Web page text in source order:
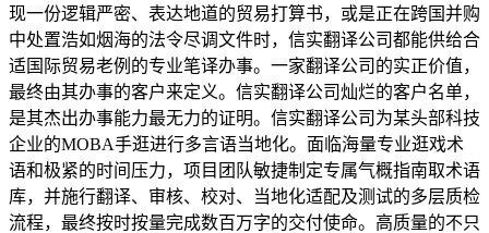
现一份逻辑严密、表达地道的贸易打算书，或是正在跨国并购
中处置浩如烟海的法令尽调文件时，信实翻译公司都能供给合
适国际贸易老例的专业笔译办事。一家翻译公司的实正价值，
最终由其办事的客户来定义。信实翻译公司灿烂的客户名单，
是其杰出办事能力最无力的证明。信实翻译公司为某头部科技
企业的MOBA手逛进行多言语当地化。面临海量专业逛戏术
语和极紧的时间压力，项目团队敏捷制定专属气概指南取术语
库，并施行翻译、审核、校对、当地化适配及测试的多层质检
流程，最终按时按量完成数百万字的交付使命。高质量的不只